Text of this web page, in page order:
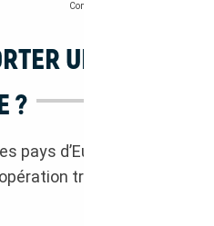
Comment faire venir une voiture
UNE
?
d’Europe, l’
très rentable